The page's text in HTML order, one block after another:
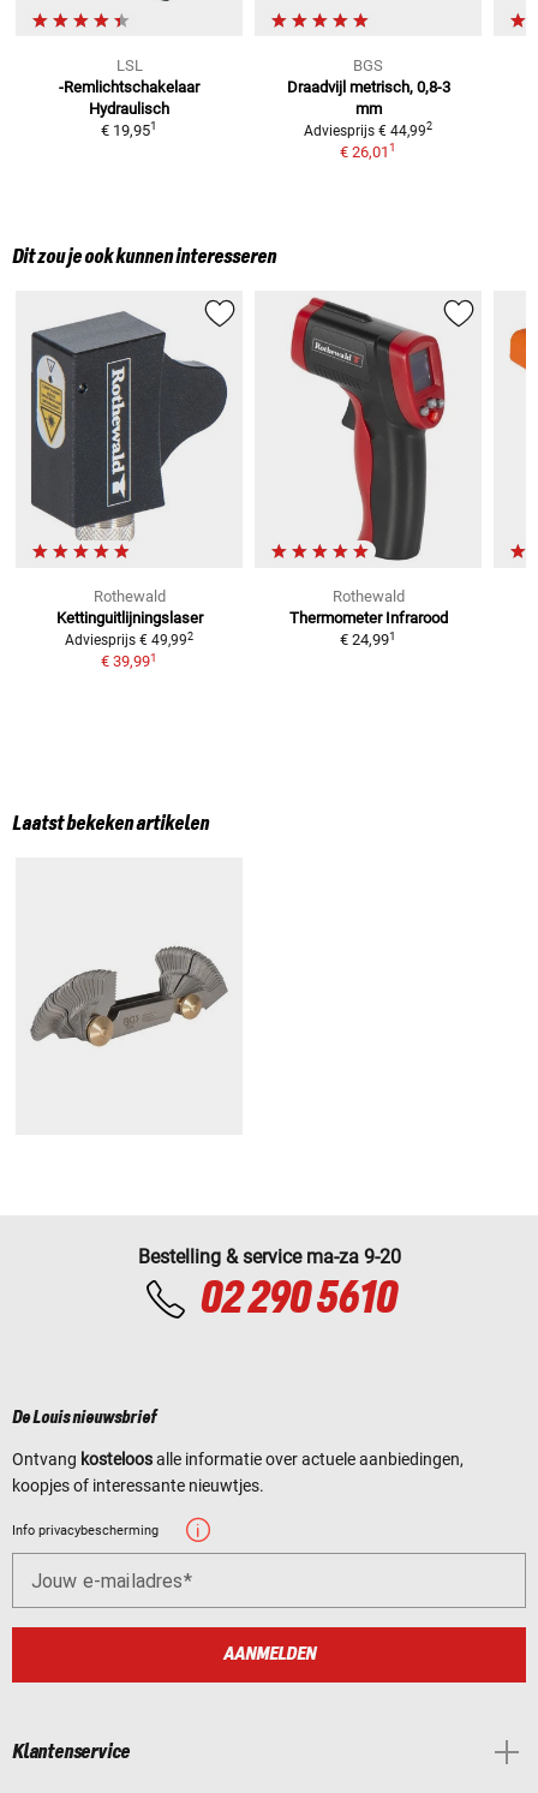
LSL
-Remlichtschakelaar
Hydraulisch
€ 19,951
BGS
Draadvijl metrisch, 0,8-3
mm
Adviesprijs € 44,992
€ 26,011
Dit zou je ook kunnen interesseren
Rothewald
Kettinguitlijningslaser
Adviesprijs € 49,992
€ 39,991
Rothewald
Thermometer Infrarood
€ 24,991
Laatst bekeken artikelen
Bestelling & service ma-za 9-20
02 290 5610
De Louis nieuwsbrief
Ontvang kosteloosalle informatie over actuele aanbiedingen,
koopjes of interessante nieuwtjes.
Info privacybescherming
Jouw e-mailadres
AANMELDEN
Klantenservice